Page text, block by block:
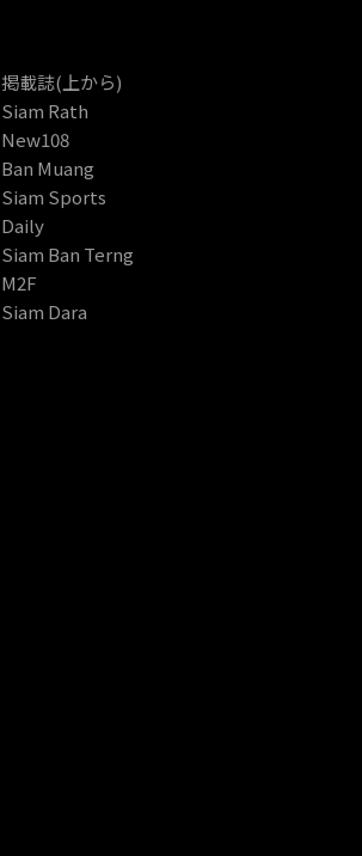
掲載誌(上から)
Siam Rath
New108
Ban Muang
Siam Sports
Daily
Siam Ban Terng
M2F
Siam Dara